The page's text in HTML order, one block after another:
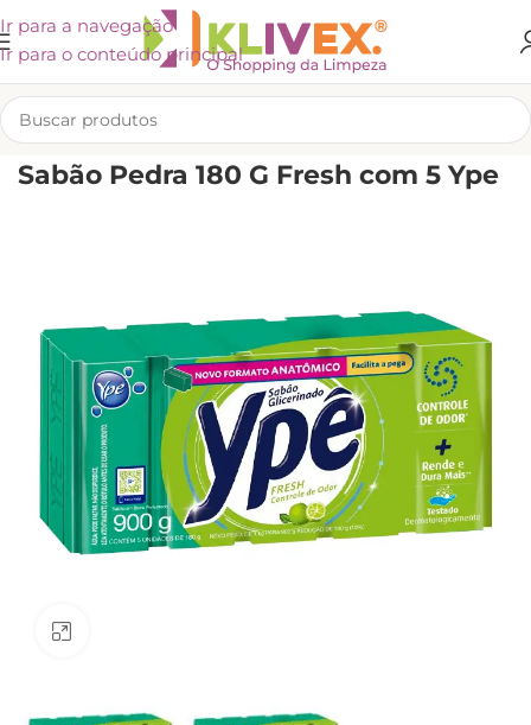
Ir para a navegação
Ir para o conteúdo principal
INÍCIO/LIMPEZA/CUIDADOS COM A ROUPA/OUTROS PRODUTOS
Sabão Pedra 180 G Fresh com 5 Ype